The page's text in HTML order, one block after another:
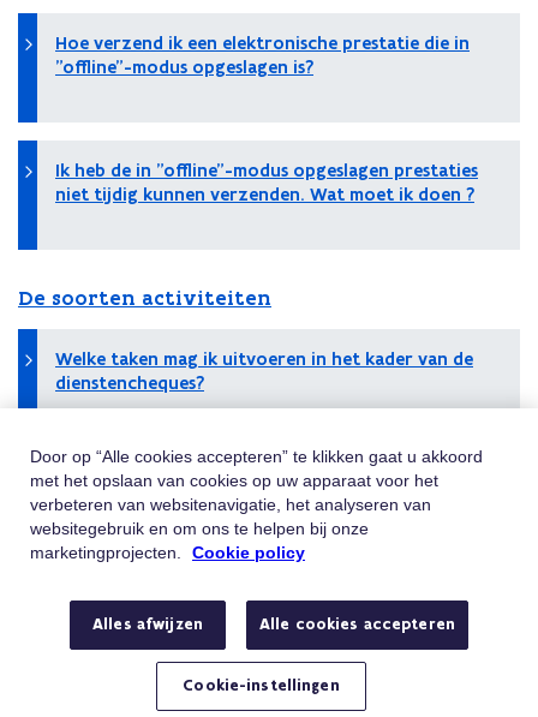
Hoe verzend ik een elektronische prestatie die in
"offline"-modus opgeslagen is?
Ik heb de in "offline"-modus opgeslagen prestaties
niet tijdig kunnen verzenden. Wat moet ik doen ?
De soorten activiteiten
Welke taken mag ik uitvoeren in het kader van de
dienstencheques?
Hulp Nodig
Vindt u niet wat u zoekt? Contacteer ons
Telefoon
Bel 02/547.54.93
Van maandag tot vrijdag tussen 8u en 18u
Stuur ons een e-mail
Hebt u een vraag of klacht?
Door op “Alle cookies accepteren” te klikken gaat u akkoord
met het opslaan van cookies op uw apparaat voor het
verbeteren van websitenavigatie, het analyseren van
websitegebruik en om ons te helpen bij onze
marketingprojecten.
Cookie policy
Alles afwijzen Alle cookies accepteren
Cookie-instellingen